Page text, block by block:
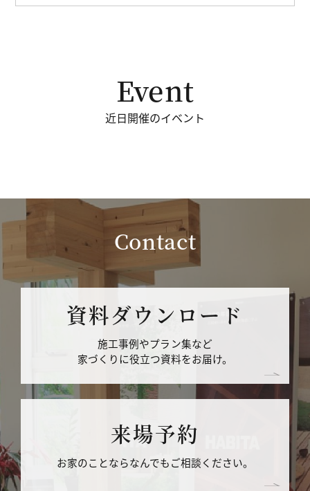
Event
近日開催のイベント
Contact
資料ダウンロード
施工事例やプラン集など
家づくりに役立つ資料をお届け。
来場予約
お家のことならなんでもご相談ください。